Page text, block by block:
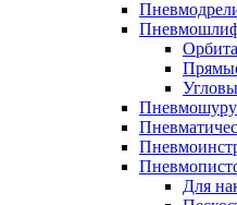
Для